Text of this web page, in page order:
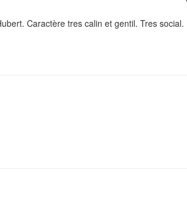
Caractère tres calin et gentil. Tres social.